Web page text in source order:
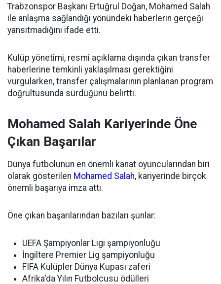
Trabzonspor Başkanı Ertuğrul Doğan, Mohamed Salah
ile anlaşma sağlandığı yönündeki haberlerin gerçeği
yansıtmadığını ifade etti.
Kulüp yönetimi, resmi açıklama dışında çıkan transfer
haberlerine temkinli yaklaşılması gerektiğini
vurgularken, transfer çalışmalarının planlanan program
doğrultusunda sürdüğünü belirtti.
Mohamed Salah Kariyerinde Öne
Çıkan Başarılar
Dünya futbolunun en önemli kanat oyuncularından biri
olarak gösterilen Mohamed Salah, kariyerinde birçok
önemli başarıya imza attı.
Öne çıkan başarılarından bazıları şunlar:
UEFA Şampiyonlar Ligi şampiyonluğu
İngiltere Premier Lig şampiyonluğu
FIFA Kulüpler Dünya Kupası zaferi
Afrika'da Yılın Futbolcusu ödülleri